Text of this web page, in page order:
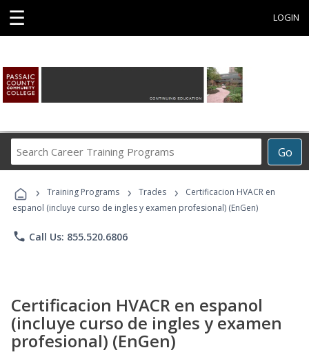
☰ LOGIN
Go
Career
Programs
› Training Programs › Trades ›
Certificacion HVACR en
espanol (incluye curso de ingles y examen profesional) (EnGen)
phone Call Us: 855.520.6806
Certificacion HVACR en espanol
(incluye curso de ingles y examen
profesional) (EnGen)